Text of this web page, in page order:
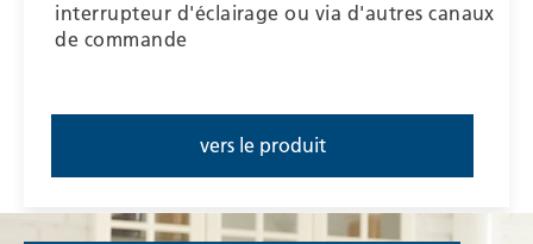
interrupteur d'éclairage ou via d'autres canaux
de commande
vers le produit